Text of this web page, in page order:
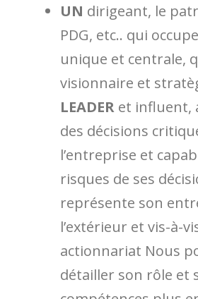
UN dirigeant, le
PDG, etc.. qui
unique et centrale,
visionnaire et
LEADER et influent,
des décisions
l’entreprise et
risques de ses
représente son
l’extérieur et vis-à-
actionnariat Nous
détailler son rôle et